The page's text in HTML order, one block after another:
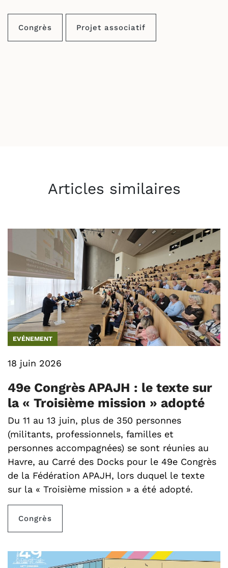
Congrès Projet associatif
Articles similaires
EVÉNEMENT
18 juin 2026
49e Congrès APAJH : le texte sur
la « Troisième mission » adopté
Du 11 au 13 juin, plus de 350 personnes
(militants, professionnels, familles et
personnes accompagnées) se sont réunies au
Havre, au Carré des Docks pour le 49e Congrès
de la Fédération APAJH, lors duquel le texte
sur la « Troisième mission » a été adopté.
Congrès